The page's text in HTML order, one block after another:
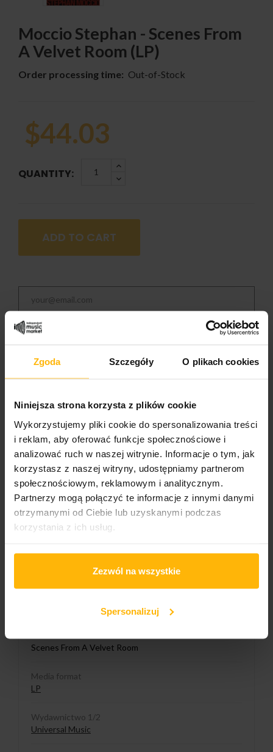
Zgoda Szczegóły O plikach cookies
Niniejsza strona korzysta z plików cookie
Wykorzystujemy pliki cookie do spersonalizowania treści
i reklam, aby oferować funkcje społecznościowe i
analizować ruch w naszej witrynie. Informacje o tym, jak
korzystasz z naszej witryny, udostępniamy partnerom
społecznościowym, reklamowym i analitycznym.
Partnerzy mogą połączyć te informacje z innymi danymi
otrzymanymi od Ciebie lub uzyskanymi podczas
korzystania z ich usług.
Zezwól na wszystkie
Spersonalizuj
Moccio Stephan - Scenes From
A Velvet Room (LP)
Order processing time: Out-of-Stock
$44.03
QUANTITY:
ADD TO CART
Klasyka
PRODUCT DETAILS
Album year
2026
Band name
Scenes From A Velvet Room
Media format
LP
Wydawnictwo 1/2
Universal Music